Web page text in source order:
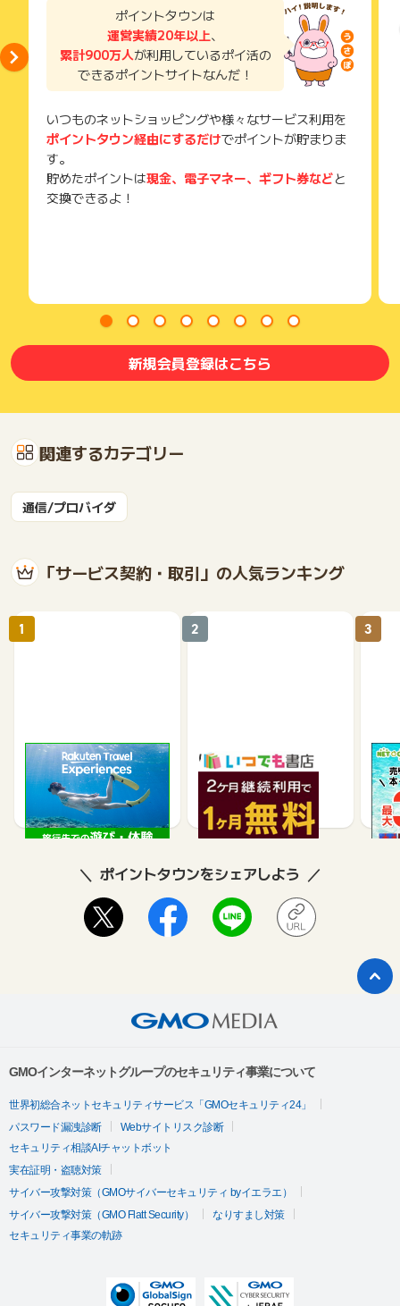
了などのメールは、ポイント獲得するまで必ず保管してくださ
獲得待ち・獲得失敗の状態でお問い合わせされる際に、該当の
メールを送っていただく場合がございます。
そのため、紛失・破棄された場合は対応いたしかねますので、
ご注意ください。
(※) SafariやChromeなどwebサイトを表示するアプリのこと
ポイントタウンは
運営実績20年以上、
累計900万人が利用しているポイ活の
できるポイントサイトなんだ！
いつものネットショッピングや様々なサービス利用を
ポイントタウン経由にするだけでポイントが貯まりま
す。
貯めたポイントは現金、電子マネー、ギフト券などと
交換できるよ！
新規会員登録はこちら
関連するカテゴリー
通信/プロバイダ
「サービス契約・取引」の人気ランキング
楽天トラベル観光体験
2.5%
1
いつでも書店
990
2
【
買取
3
ポイントタウンをシェアしよう
GMOインターネットグループのセキュリティ事業について
世界初総合ネットセキュリティサービス「GMOセキュリティ24」
パスワード漏洩診断
Webサイトリスク診断
セキュリティ相談AIチャットボット
実在証明・盗聴対策
サイバー攻撃対策（GMOサイバーセキュリティ byイエラエ）
サイバー攻撃対策（GMO Flatt Security）
なりすまし対策
セキュリティ事業の軌跡